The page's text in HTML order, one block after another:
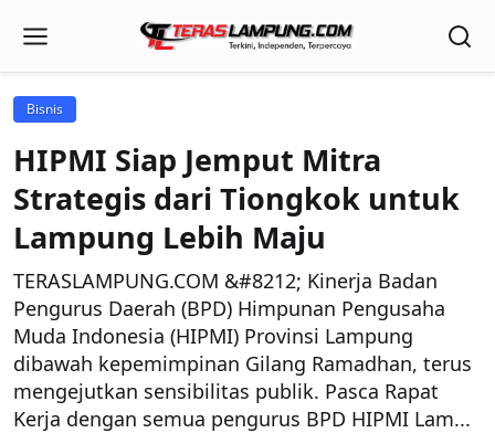
Bisnis
HIPMI Siap Jemput Mitra
Strategis dari Tiongkok untuk
Lampung Lebih Maju
TERASLAMPUNG.COM &#8212; Kinerja Badan
Pengurus Daerah (BPD) Himpunan Pengusaha
Muda Indonesia (HIPMI) Provinsi Lampung
dibawah kepemimpinan Gilang Ramadhan, terus
mengejutkan sensibilitas publik. Pasca Rapat
Kerja dengan semua pengurus BPD HIPMI Lam...